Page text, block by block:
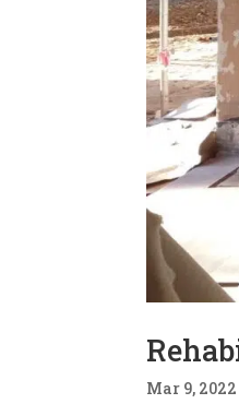
Mar 9, 2022